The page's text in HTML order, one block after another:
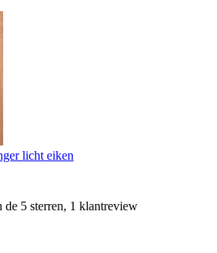
licht eiken
de 5 sterren, 1 klantreview